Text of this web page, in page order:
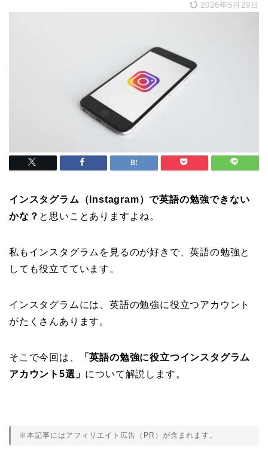
2026年5月29日
インスタグラム（Instagram）で英語の勉強できない
かな？ と思いことありますよね。
私もインスタグラムを見るのが好きで、英語の勉強と
しても役立てています。
インスタグラムには、英語の勉強に役立つアカウント
がたくさんあります。
そこで今回は、
「英語の勉強に役立つインスタグラム
アカウント5選」 について解説します。
※本記事にはアフィリエイト広告（PR）が含まれます。